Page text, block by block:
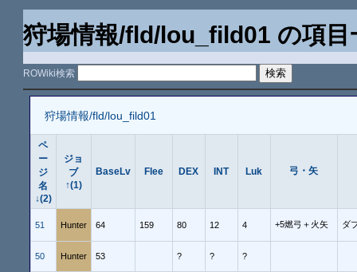
狩場情報/fld/lou_fild01 の項目
ROWiki検索
狩場情報/fld/lou_fild01
ペ
ー
ジ
名
↓(2)
ジョ
ブ
↑(1)
BaseLv Flee DEX INT Luk 弓・矢
51 Hunter 64 159 80 12 4 +5燃弓＋火矢 ダ
50 Hunter 53 ? ? ?